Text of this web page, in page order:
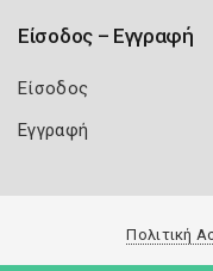
Είσοδος – Εγγραφή
Είσοδος
Εγγραφή
Πολιτική